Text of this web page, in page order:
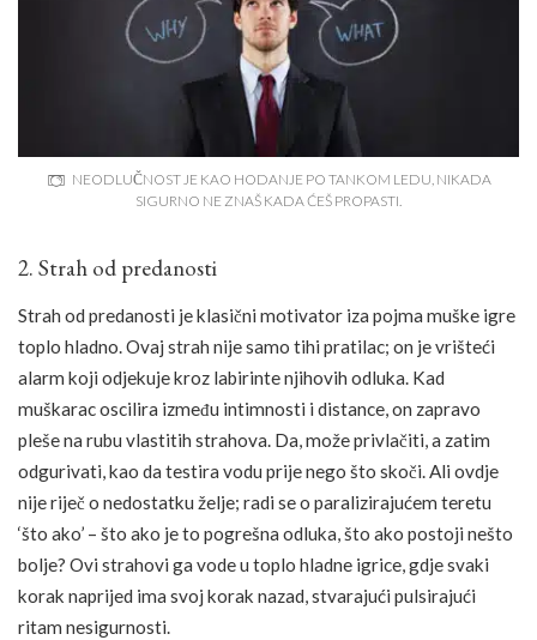
NEODLUČNOST JE KAO HODANJE PO TANKOM LEDU, NIKADA
SIGURNO NE ZNAŠ KADA ĆEŠ PROPASTI.
2. Strah od predanosti
Strah od predanosti je klasični motivator iza pojma muške igre
toplo hladno. Ovaj strah nije samo tihi pratilac; on je vrišteći
alarm koji odjekuje kroz labirinte njihovih odluka. Kad
muškarac oscilira između intimnosti i distance, on zapravo
pleše na rubu vlastitih strahova. Da, može privlačiti, a zatim
odgurivati, kao da testira vodu prije nego što skoči. Ali ovdje
nije riječ o nedostatku želje; radi se o paralizirajućem teretu
‘što ako’ – što ako je to pogrešna odluka, što ako postoji nešto
bolje? Ovi strahovi ga vode u toplo hladne igrice, gdje svaki
korak naprijed ima svoj korak nazad, stvarajući pulsirajući
ritam nesigurnosti.